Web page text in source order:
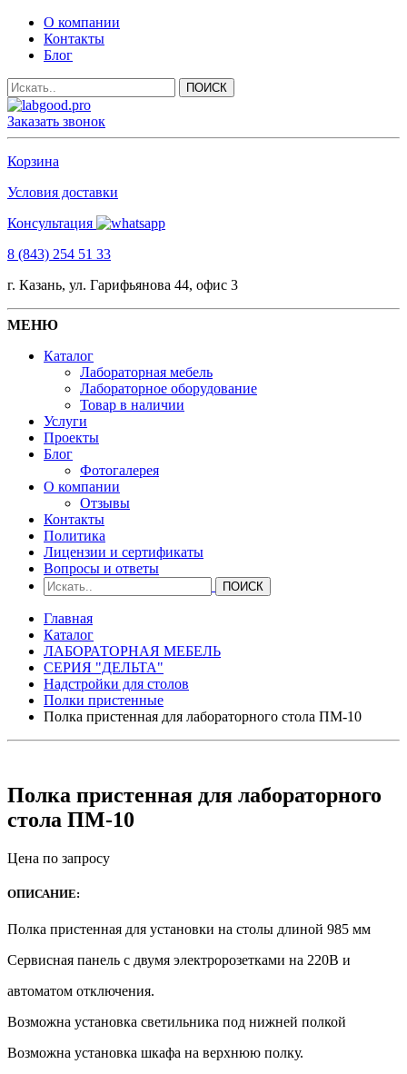
О компании
Контакты
Блог
Заказать звонок
Корзина
Условия доставки
Консультация
8 (843) 254 51 33
г. Казань, ул. Гарифьянова 44, офис 3
МЕНЮ
Каталог
Лабораторная мебель
Лабораторное оборудование
Товар в наличии
Услуги
Проекты
Блог
Фотогалерея
О компании
Отзывы
Контакты
Политика
Лицензии и сертификаты
Вопросы и ответы
Главная
Каталог
ЛАБОРАТОРНАЯ МЕБЕЛЬ
СЕРИЯ "ДЕЛЬТА"
Надстройки для столов
Полки пристенные
Полка пристенная для лабораторного стола ПМ-10
Полка пристенная для лабораторного
стола ПМ-10
Цена по запросу
ОПИСАНИЕ:
Полка пристенная для установки на столы длиной 985 мм
Сервисная панель с двумя электророзетками на 220В и
автоматом отключения.
Возможна установка светильника под нижней полкой
Возможна установка шкафа на верхнюю полку.